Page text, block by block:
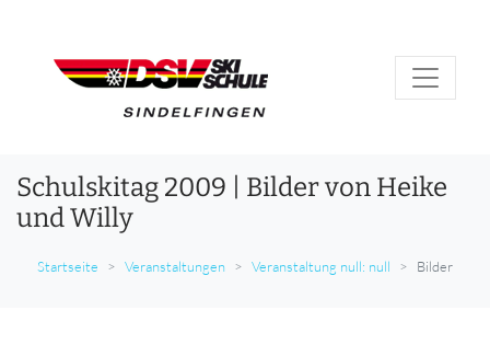
Schulskitag 2009 | Bilder von Heike
und Willy
Startseite Veranstaltungen Veranstaltung null: null Bilder